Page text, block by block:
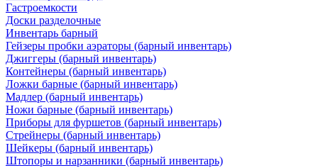
Гастроемкости
Доски разделочные
Инвентарь барный
Гейзеры пробки аэраторы (барный инвентарь)
Джиггеры (барный инвентарь)
Контейнеры (барный инвентарь)
Ложки барные (барный инвентарь)
Мадлер (барный инвентарь)
Ножи барные (барный инвентарь)
Приборы для фуршетов (барный инвентарь)
Стрейнеры (барный инвентарь)
Шейкеры (барный инвентарь)
Штопоры и нарзанники (барный инвентарь)